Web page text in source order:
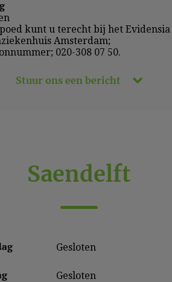
kunt u terecht bij het Evidensia
Amsterdam;
020-308 07 50.
Stuur ons een bericht
Saendelft
Gesloten
Gesloten